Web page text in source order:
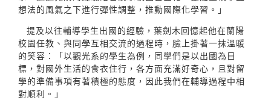
想法的風氣之下進行彈性調整，推動國際化學習。」
提及以往輔導學生出國的經驗，葉劍木回憶起他在蘭陽
校園任教、與同學互相交流的過程時，臉上掛著一抹溫暖
的笑容：「以觀光系的學生為例，同學們是以出國為目
標，對國外生活的食衣住行，各方面充滿好奇心，且對留
學的準備事項有著積極的態度，因此我們在輔導過程中相
對順利。」